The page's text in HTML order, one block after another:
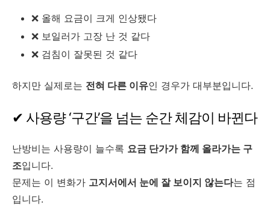
❌ 올해 요금이 크게 인상됐다
❌ 보일러가 고장 난 것 같다
❌ 검침이 잘못된 것 같다
하지만 실제로는 전혀 다른 이유인 경우가 대부분입니다.
✔ 사용량 ‘구간’을 넘는 순간 체감이 바뀐다
난방비는 사용량이 늘수록 요금 단가가 함께 올라가는 구
조입니다.
문제는 이 변화가 고지서에서 눈에 잘 보이지 않는다는 점
입니다.